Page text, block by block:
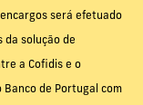
será efetuado
solução de
a Cofidis e o
de Portugal com